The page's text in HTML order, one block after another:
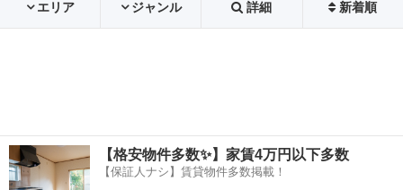
エリア ジャンル 詳細 新着順
【格安物件多数✨】家賃4万円以下多数
【保証人ナシ】賃貸物件多数掲載！